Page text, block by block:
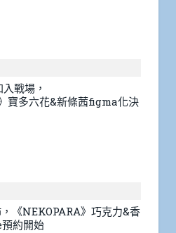
戰場，
寶多六花&新條茜figma化決
《NEKOPARA》巧克力&香
約開始